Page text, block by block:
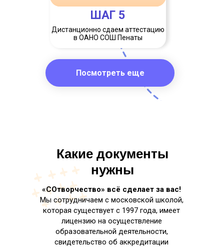
Посмотреть еще
ШАГ 5
Дистанционно сдаем аттестацию
в ОАНО СОШ Пенаты
«СОтворчество» всё сделает за вас!
Мы сотрудничаем с московской школой,
которая существует с 1997 года, имеет
лицензию на осуществление
образовательной деятельности,
свидетельство об аккредитации
Какие документы
нужны